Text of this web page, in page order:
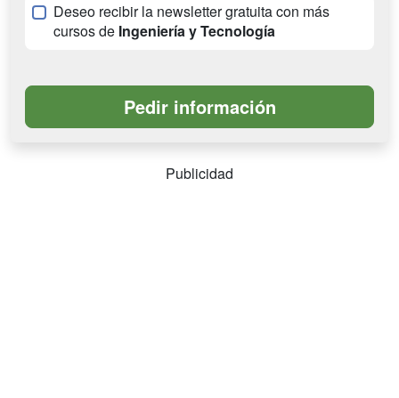
Deseo recibir la newsletter gratuita con más
cursos de Ingeniería y Tecnología
Publicidad